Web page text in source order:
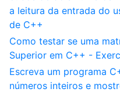
a leitura da entrada do
de C++
Como testar se uma
Superior em C++ -
Escreva um programa
números inteiros e